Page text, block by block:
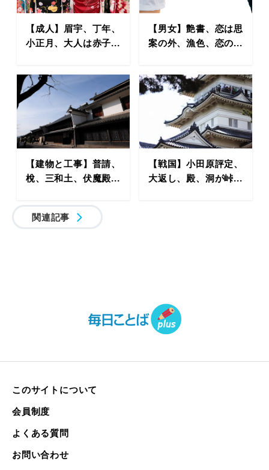
【成人】眉宇、丁年、
小正月、大人は赤子...
【男女】艶書、恋は思
案の外、漁色、恋の...
【建物と工事】普請、
梲、三和土、伏魔殿...
【戦国】小田原評定、
大返し、殿、洞が峠...
関連記事
このサイトについて
会員制度
よくある質問
お問い合わせ